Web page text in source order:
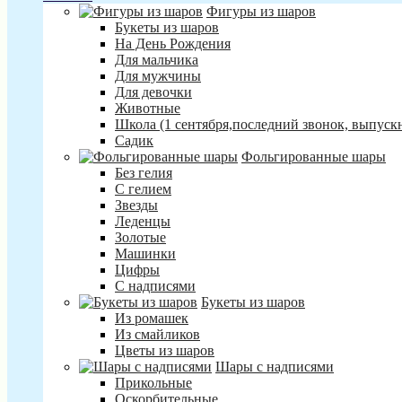
Фигуры из шаров
Букеты из шаров
На День Рождения
Для мальчика
Для мужчины
Для девочки
Животные
Школа (1 сентября,последний звонок,
Садик
Фольгированные шары
Без гелия
С гелием
Звезды
Леденцы
Золотые
Машинки
Цифры
С надписями
Букеты из шаров
Из ромашек
Из смайликов
Цветы из шаров
Шары с надписями
Прикольные
Оскорбительные